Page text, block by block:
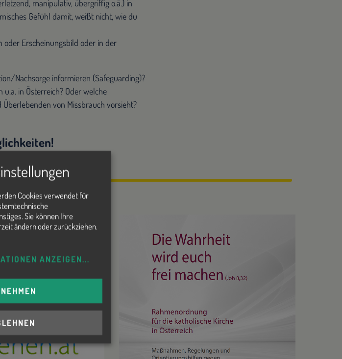
manipulativ, übergriffig o.ä.) in
Gefühl damit, weißt nicht, wie du
oder Erscheinungsbild oder in der
Nachsorge informieren (Safeguarding)?
u.a. in Österreich? Oder welche
von Missbrauch vorsieht?
Cookies verwendet für
Sie können Ihre
ändern oder zurückziehen.
ANZEIGEN...